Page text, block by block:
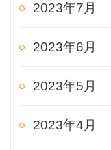
2023年7月
2023年6月
2023年5月
2023年4月